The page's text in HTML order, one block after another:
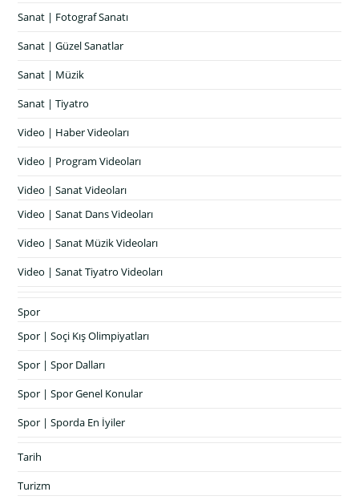
Sanat | Fotograf Sanatı
Sanat | Güzel Sanatlar
Sanat | Müzik
Sanat | Tiyatro
Video | Haber Videoları
Video | Program Videoları
Video | Sanat Videoları
Video | Sanat Dans Videoları
Video | Sanat Müzik Videoları
Video | Sanat Tiyatro Videoları
Spor
Spor | Soçi Kış Olimpiyatları
Spor | Spor Dalları
Spor | Spor Genel Konular
Spor | Sporda En İyiler
Tarih
Turizm